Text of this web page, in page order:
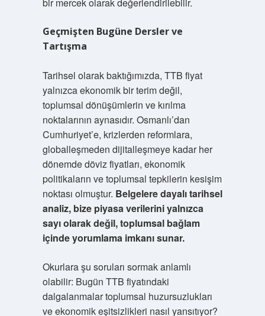
Geçmişten Bugüne Dersler ve
Tartışma
Tarihsel olarak baktığımızda, TTB fiyat
yalnızca ekonomik bir terim değil,
toplumsal dönüşümlerin ve kırılma
noktalarının aynasıdır. Osmanlı’dan
Cumhuriyet’e, krizlerden reformlara,
globalleşmeden dijitalleşmeye kadar her
dönemde döviz fiyatları, ekonomik
politikaların ve toplumsal tepkilerin kesişim
noktası olmuştur. Belgelere dayalı tarihsel
analiz, bize piyasa verilerini yalnızca
sayı olarak değil, toplumsal bağlam
içinde yorumlama imkanı sunar.
Okurlara şu soruları sormak anlamlı
olabilir: Bugün TTB fiyatındaki
dalgalanmalar toplumsal huzursuzlukları
ve ekonomik eşitsizlikleri nasıl yansıtıyor?